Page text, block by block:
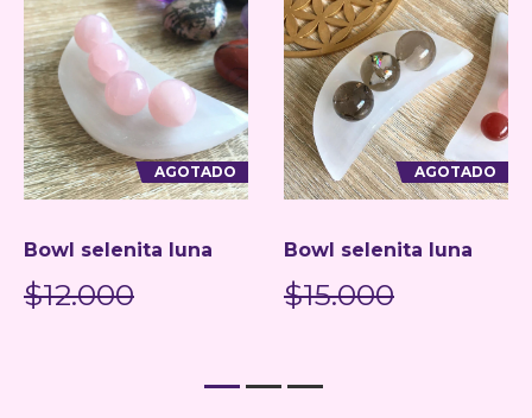
AGOTADO
Bowl selenita luna
$12.000
AGOTADO
Bowl selenita luna
$15.000